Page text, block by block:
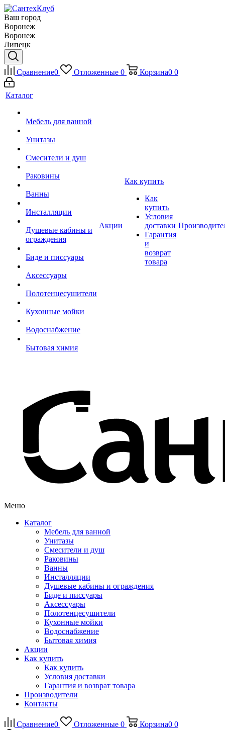
Ваш город
Воронеж
Воронеж
Липецк
Сравнение0 Отложенные 0 Корзина0 0
Каталог
Мебель для ванной
Унитазы
Смесители и душ
Раковины
Ванны
Инсталляции
Душевые кабины и
ограждения
Биде и писсуары
Аксессуары
Полотенцесушители
Кухонные мойки
Водоснабжение
Бытовая химия
Акции
Как купить
Как
купить
Условия
доставки
Гарантия
и
возврат
товара
Меню
Каталог
Мебель для ванной
Унитазы
Смесители и душ
Раковины
Ванны
Инсталляции
Душевые кабины и ограждения
Биде и писсуары
Аксессуары
Полотенцесушители
Кухонные мойки
Водоснабжение
Бытовая химия
Акции
Как купить
Как купить
Условия доставки
Гарантия и возврат товара
Производители
Контакты
Сравнение0 Отложенные 0 Корзина0 0